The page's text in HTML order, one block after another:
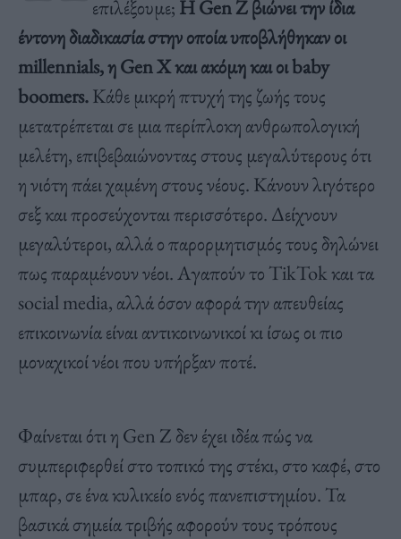
επιλέξουμε; Η Gen Z βιώνει την ίδια
έντονη διαδικασία στην οποία υποβλήθηκαν οι
millennials, η Gen X και ακόμη και οι baby
boomers.Κάθε μικρή πτυχή της ζωής τους
μετατρέπεται σε μια περίπλοκη ανθρωπολογική
μελέτη, επιβεβαιώνοντας στους μεγαλύτερους ότι
η νιότη πάει χαμένη στους νέους. Κάνουν λιγότερο
σεξ και προσεύχονται περισσότερο. Δείχνουν
μεγαλύτεροι, αλλά ο παρορμητισμός τους δηλώνει
πως παραμένουν νέοι. Αγαπούν το TikTok και τα
social media, αλλά όσον αφορά την απευθείας
επικοινωνία είναι αντικοινωνικοί κι ίσως οι πιο
μοναχικοί νέοι που υπήρξαν ποτέ.
Φαίνεται ότι η Gen Z δεν έχει ιδέα πώς να
συμπεριφερθεί στο τοπικό της στέκι, στο καφέ, στο
μπαρ, σε ένα κυλικείο ενός πανεπιστημίου. Τα
βασικά σημεία τριβής αφορούν τους τρόπους